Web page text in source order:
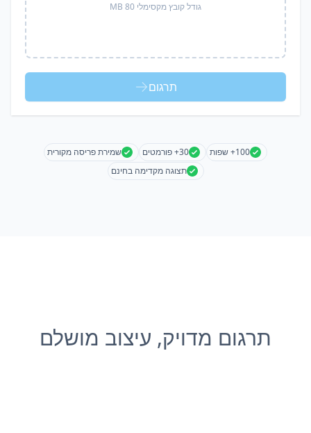
גודל קובץ מקסימלי 80 MB
תרגום
100+ שפות 30+ פורמטים
שמירת פריסה מקורית
תצוגה מקדימה בחינם
תרגום מדויק, עיצוב מושלם